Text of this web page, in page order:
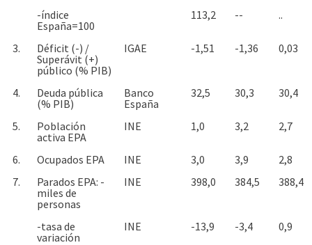
-índice
España=100
113,2 -- ..
3.
Déficit (-) /
Superávit (+)
público (% PIB)
IGAE -1,51 -1,36 0,03
4.
Deuda pública
(% PIB)
Banco
España
32,5 30,3 30,4
5.
Población
activa EPA
INE 1,0 3,2 2,7
6. Ocupados EPA INE 3,0 3,9
2,8
7.
Parados EPA: -
miles de
personas
INE 398,0 384,5 388,4
-tasa de
variación
INE -13,9 -3,4 0,9